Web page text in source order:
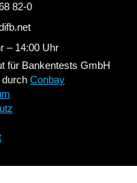
82-0
– 14:00 Uhr
für Bankentests GmbH
Conbay